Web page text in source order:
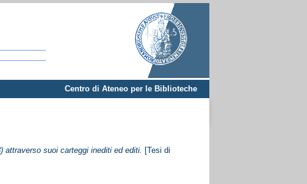
Centro di Ateneo per le Biblioteche
attraverso suoi carteggi inediti ed editi.
[Tesi di